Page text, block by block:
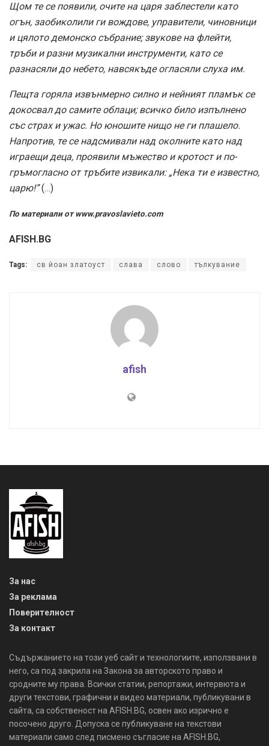
Щом те се появили, очите на царя заблестели като
огън, заобиколили ги вождове, управители, чиновници
и цялото демонско събрание; звукове на флейти,
тръби и разни музикални инструменти, като се
разнасяли до небето, навсякъде огласяли слуха им.
Пещта горяла извънмерно силно и нейният пламък се
докосвал до самите облаци; всичко било изпълнено
със страх и ужас. Но юношите нищо не ги плашело.
Напротив, те се надсмивали над околните като над
играещи деца, проявили мъжество и кротост и по-
гръмогласно от тръбите извикали: „Нека ти е известно,
царю!”(…)
По материали от www.pravoslavieto.com
AFISH.BG
Tags: св йоан златоуст слава слово тълкувание
afish
За нас
За реклама
Поверителност
За контакт
Съдържанието на този уеб сайт и технологиите, използвани в
него, са под закрила на Закона за авторското право и
сродните му права. Всички статии, репортажи, интервюта и
други текстови, графични и видео материали, публикувани в
сайта, са собственост на AFISH.BG, освен ако изрично е
посочено друго. Допуска се публикуване на текстови
материали само след писмено съгласие на AFISH.BG,